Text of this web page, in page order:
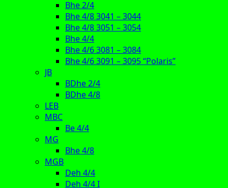
Bhe 2/4
Bhe 4/8 3041 – 3044
Bhe 4/8 3051 – 3054
Bhe 4/4
Bhe 4/6 3081 – 3084
Bhe 4/6 3091 – 3095 “Polaris”
JB
BDhe 2/4
BDhe 4/8
LEB
MBC
Be 4/4
MG
Bhe 4/8
MGB
Deh 4/4
Deh 4/4 I